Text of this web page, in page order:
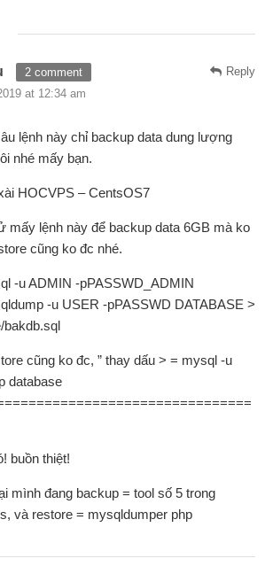
Reply
2 comment
at 12:34 am
lệnh này chỉ backup data dung lượng
nhé mấy bạn.
HOCVPS – CentsOS7
mấy lệnh này để backup data 6GB mà ko
cũng ko đc nhé.
-u ADMIN -pPASSWD_ADMIN
-u USER -pPASSWD DATABASE >
bakdb.sql
cũng ko đc, ” thay dấu > = mysql -u
database
buồn thiệt!
mình đang backup = tool số 5 trong
và restore = mysqldumper php